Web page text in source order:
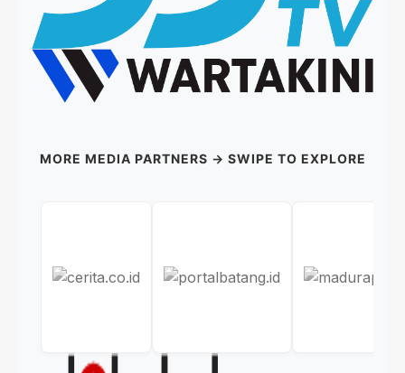
MORE MEDIA PARTNERS → SWIPE TO EXPLORE